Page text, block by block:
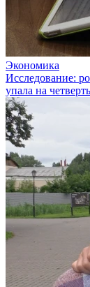
Экономика
Исследование:
упала на четверть